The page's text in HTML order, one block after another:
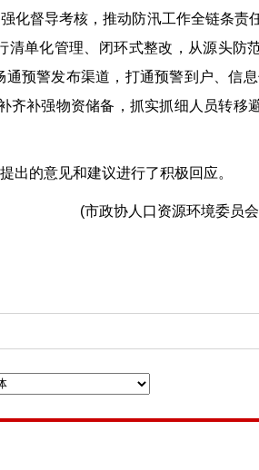
化督导考核，推动防汛工作全链条责
单化管理、闭环式整改，从源头防
预警发布渠道，打通预警到户、信息
齐补强物资储备，抓实抓细人员转移
出的意见和建议进行了积极回应。
(市政协人口资源环境委员